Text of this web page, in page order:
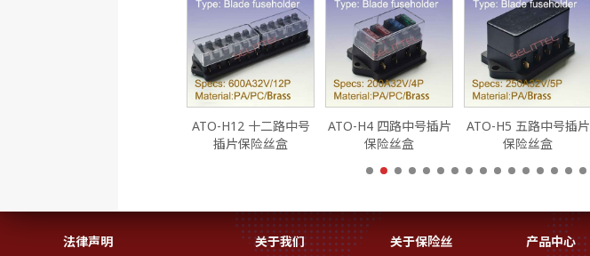
ATO-H12 十二路中号
插片保险丝盒
ATO-H4 四路中号插片
保险丝盒
ATO-H5 五路中号插片
保险丝盒
法律声明 关于我们 关于保险丝 产品中心